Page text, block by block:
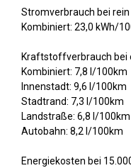
Stromverbrauch bei
Kombiniert: 23,0 kWh/
Kraftstoffverbrauch bei
Kombiniert: 7,8 l/100km
Innenstadt: 9,6 l/100km
Stadtrand: 7,3 l/100km
Landstraße: 6,8 l/100km
Autobahn: 8,2 l/100km
Energiekosten bei